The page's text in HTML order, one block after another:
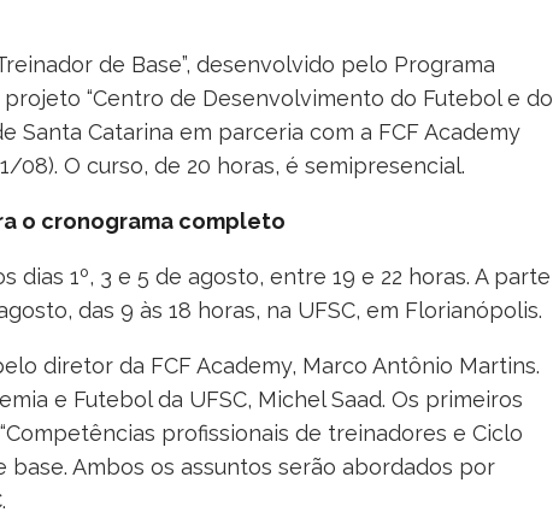
de Base”, desenvolvido pelo Programa
“Centro de Desenvolvimento do Futebol e do
Santa Catarina em parceria com a FCF Academy
08). O curso, de 20 horas, é semipresencial.
o cronograma completo
dias 1º, 3 e 5 de agosto, entre 19 e 22 horas. A parte
das 9 às 18 horas, na UFSC, em Florianópolis.
diretor da FCF Academy, Marco Antônio Martins.
e Futebol da UFSC, Michel Saad. Os primeiros
profissionais de treinadores e Ciclo
base. Ambos os assuntos serão abordados por